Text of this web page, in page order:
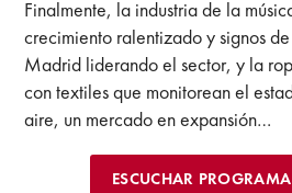
Finalmente, la industria de la
crecimiento ralentizado y signos
Madrid liderando el sector, y la
con textiles que monitorean el
aire, un mercado en expansión…
ESCUCHAR